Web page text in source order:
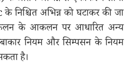
अभिन्न को घटाकर की जा
के आकलन पर आधारित अन्य
नियम और सिम्पसन के नियम
है।